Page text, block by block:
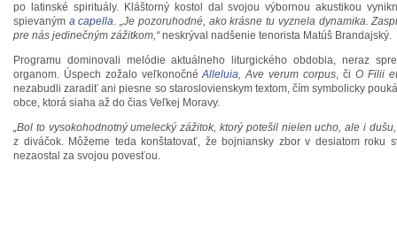
po latinské spirituály. Kláštorný kostol dal svojou výbornou akustikou
spievaným a capella.„Je pozoruhodné, ako krásne tu vyznela dynamika.
pre nás jedinečným zážitkom,“neskrýval nadšenie tenorista Matúš Brandajský.
Programu dominovali melódie aktuálneho liturgického obdobia, neraz
organom. Úspech zožalo veľkonočnéAlleluia, Ave verum corpus, či O Filii
nezabudli zaradiť ani piesne so staroslovienskym textom, čím symbolicky
obce, ktorá siaha až do čias Veľkej Moravy.
„Bol to vysokohodnotný umelecký zážitok, ktorý potešil nielen ucho, ale i
z diváčok. Môžeme teda konštatovať, že bojniansky zbor v desiatom roku
nezaostal za svojou povesťou.